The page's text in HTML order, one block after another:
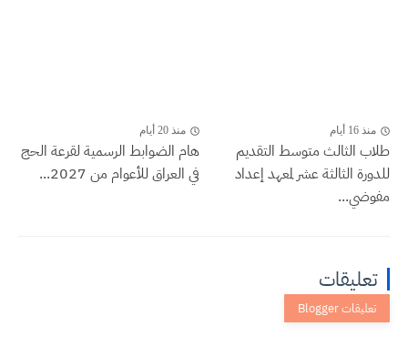
منذ 16 أيام
طلاب الثالث متوسط التقديم
للدورة الثالثة عشر لمعهد إعداد
مفوضي...
منذ 20 أيام
هام الضوابط الرسمية لقرعة الحج
في العراق للأعوام من 2027...
تعليقات